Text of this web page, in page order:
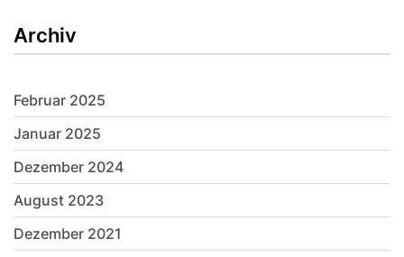
Archiv
Februar 2025
Januar 2025
Dezember 2024
August 2023
Dezember 2021